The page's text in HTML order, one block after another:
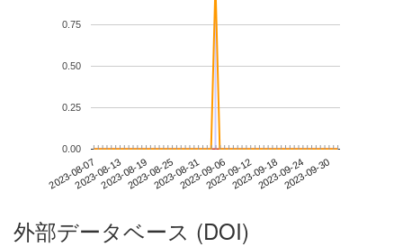
2023-08-072023-08-132023-08-192023-08-252023-08-312023-09-062023-09-122023-09-182023-09-242023-09-30
0.00
0.25
0.50
0.75
外部データベース (DOI)